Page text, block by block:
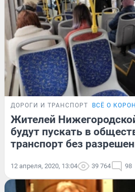
ДОРОГИ И ТРАНСПОРТ ВСЁ О
Жителей
будут пускать в
транспорт без
12 апреля, 2020, 13:04 39 764 98